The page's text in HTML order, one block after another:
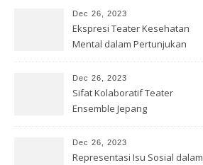
Dec 26, 2023
Ekspresi Teater Kesehatan
Mental dalam Pertunjukan
Dec 26, 2023
Sifat Kolaboratif Teater
Ensemble Jepang
Dec 26, 2023
Representasi Isu Sosial dalam